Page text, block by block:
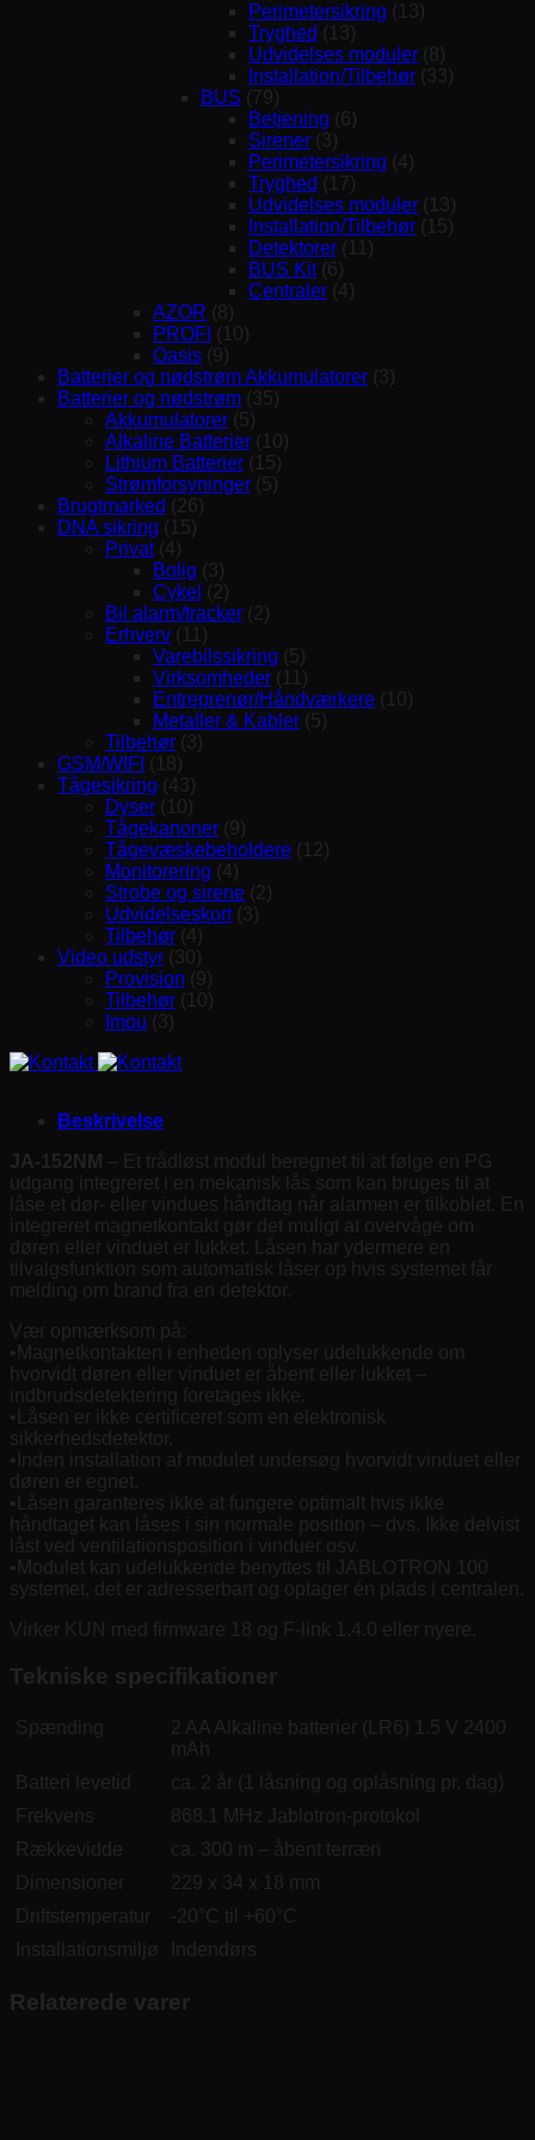
Perimetersikring (13)
Tryghed (13)
Udvidelses moduler (8)
Installation/Tilbehør (33)
BUS (79)
Betjening (6)
Sirener (3)
Perimetersikring (4)
Tryghed (17)
Udvidelses moduler (13)
Installation/Tilbehør (15)
Detektorer (11)
BUS Kit (6)
Centraler (4)
AZOR (8)
PROFI (10)
Oasis (9)
Batterier og nødstrøm Akkumulatorer (3)
Batterier og nødstrøm (35)
Akkumulatorer (5)
Alkaline Batterier (10)
Lithium Batterier (15)
Strømforsyninger (5)
Brugtmarked (26)
DNA sikring (15)
Privat (4)
Bolig (3)
Cykel (2)
Bil alarm/tracker (2)
Erhverv (11)
Varebilssikring (5)
Virksomheder (11)
Entreprenør/Håndværkere (10)
Metaller & Kabler (5)
Tilbehør (3)
GSM/WIFI (18)
Tågesikring (43)
Dyser (10)
Tågekanoner (9)
Tågevæskebeholdere (12)
Monitorering (4)
Strobe og sirene (2)
Udvidelseskort (3)
Tilbehør (4)
Video udstyr (30)
Provision (9)
Tilbehør (10)
Imou (3)
Beskrivelse
JA-152NM – Et trådløst modul beregnet til at følge en PG
udgang integreret i en mekanisk lås som kan bruges til at
låse et dør- eller vindues håndtag når alarmen er tilkoblet. En
integreret magnetkontakt gør det muligt at overvåge om
døren eller vinduet er lukket. Låsen har ydermere en
tilvalgsfunktion som automatisk låser op hvis systemet får
melding om brand fra en detektor.
Vær opmærksom på:
•Magnetkontakten i enheden oplyser udelukkende om
hvorvidt døren eller vinduet er åbent eller lukket –
indbrudsdetektering foretages ikke.
•Låsen er ikke certificeret som en elektronisk
sikkerhedsdetektor.
•Inden installation af modulet undersøg hvorvidt vinduet eller
døren er egnet.
•Låsen garanteres ikke at fungere optimalt hvis ikke
håndtaget kan låses i sin normale position – dvs. Ikke delvist
låst ved ventilationsposition i vinduer osv.
•Modulet kan udelukkende benyttes til JABLOTRON 100
systemet, det er adresserbart og optager én plads i centralen.
Virker KUN med firmware 18 og F-link 1.4.0 eller nyere.
Tekniske specifikationer
Spænding
2 AA Alkaline batterier (LR6) 1.5 V 2400
mAh
Batteri levetid
ca. 2 år (1 låsning og oplåsning pr. dag)
Frekvens
868.1 MHz Jablotron-protokol
Rækkevidde
ca. 300 m – åbent terræn
Dimensioner
229 x 34 x 18 mm
Driftstemperatur
-20°C til +60°C
Installationsmiljø
Indendørs
Relaterede varer